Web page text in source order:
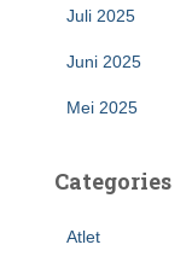
Juli 2025
Juni 2025
Mei 2025
Categories
Atlet